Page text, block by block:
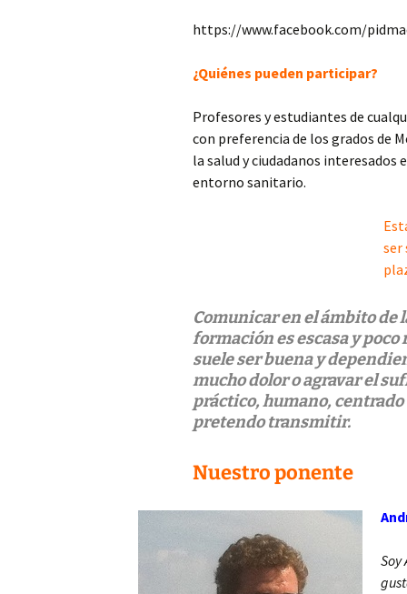
plantas: etnobotánica en
Ejercicio Físico en la
prevención y tratamiento
de enfermedades
crónicas
Redes de Solidaridad
Covid-19
Peste Negra:
preservación del
contagio
enfermeros en Lepanto
Silicosis en la Andalucía
Epidemias: un combate
histórico
https://www.facebook.com/
¿Quiénes pueden participar?
Profesores y estudiantes de
con preferencia de los grados de
la salud y ciudadanos interesados
entorno sanitario.
ser
Comunicar en el ámbito de
formación es escasa y
suele ser buena y
mucho dolor o agravar el
práctico, humano,
pretendo transmitir.
Nuestro ponente
Soy